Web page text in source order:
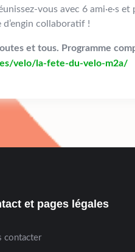
vous avec 6 ami·e·s et
collaboratif !
et tous. Programme
velo/la-fete-du-velo-m2a/
et pages légales
contacter